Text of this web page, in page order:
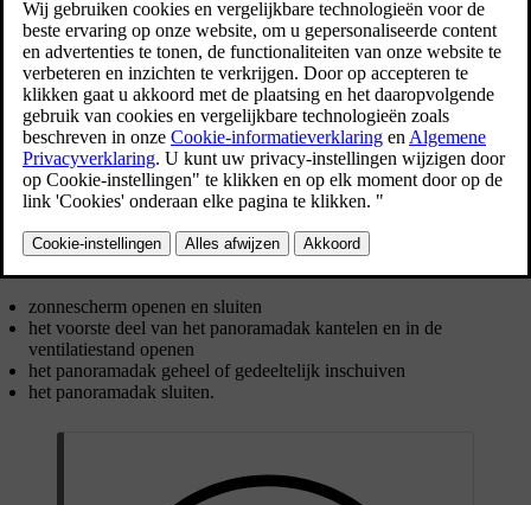
Je kunt het panoramadak en het zonnescherm bedienen met de
aanraakgevoelige bedieningselementen in de plafondconsole.
Je kunt op verschillende manieren over de bedieningselementen
zonnescherm openen en sluiten
het voorste deel van het panoramadak kantelen en in de
ventilatiestand openen
het panoramadak geheel of gedeeltelijk inschuiven
het panoramadak sluiten.